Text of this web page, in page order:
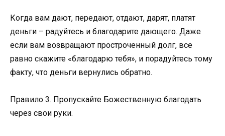
Когда вам дают, передают, отдают, дарят, платят
деньги – радуйтесь и благодарите дающего. Даже
если вам возвращают простроченный долг, все
равно скажите «благодарю тебя», и порадуйтесь тому
факту, что деньги вернулись обратно.
Правило 3. Пропускайте Божественную благодать
через свои руки.